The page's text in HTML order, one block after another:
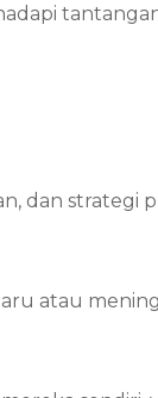
dan strategi
atau